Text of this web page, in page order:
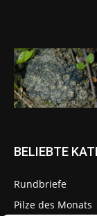
BELIEBTE
Rundbriefe
Pilze des Monats